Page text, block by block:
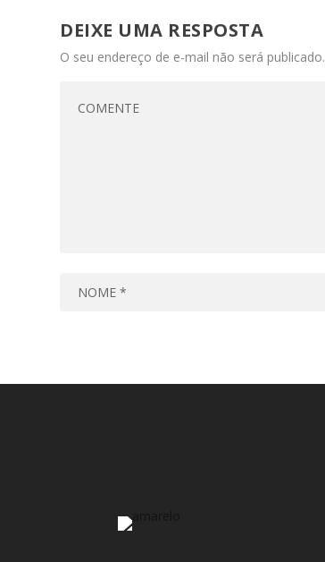
DEIXE UMA RESPOSTA
O seu endereço de e-mail não será publicado.